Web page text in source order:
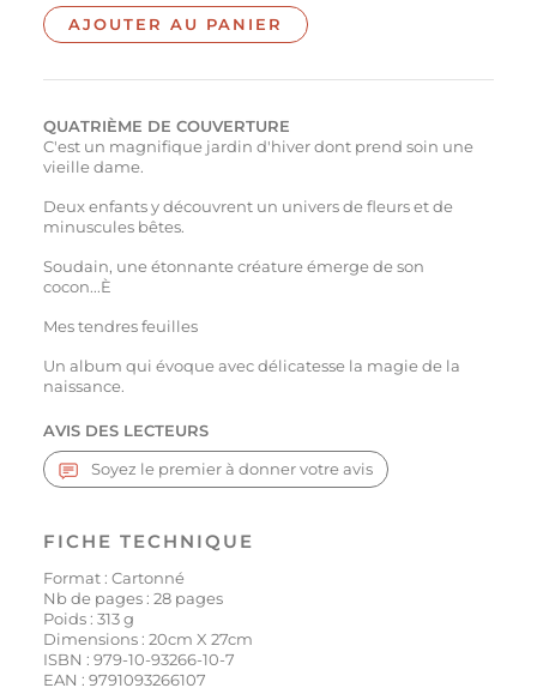
AJOUTER AU PANIER
QUATRIÈME DE COUVERTURE
C'est un magnifique jardin d'hiver dont prend soin une
vieille dame.
Deux enfants y découvrent un univers de fleurs et de
minuscules bêtes.
Soudain, une étonnante créature émerge de son
cocon...È
Mes tendres feuilles
Un album qui évoque avec délicatesse la magie de la
naissance.
AVIS DES LECTEURS
Soyez le premier à donner votre avis
FICHE TECHNIQUE
Format : Cartonné
Nb de pages : 28 pages
Poids : 313g
Dimensions : 20cm X 27cm
ISBN : 979-10-93266-10-7
EAN : 9791093266107